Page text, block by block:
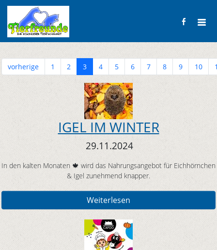
vorherige 1 2 3 4 5 6 7 8 9 10
IGEL IM WINTER
29.11.2024
In den kalten Monaten 🍁 wird das Nahrungsangebot für Eichhörnchen
& Igel zunehmend knapper.
Weiterlesen